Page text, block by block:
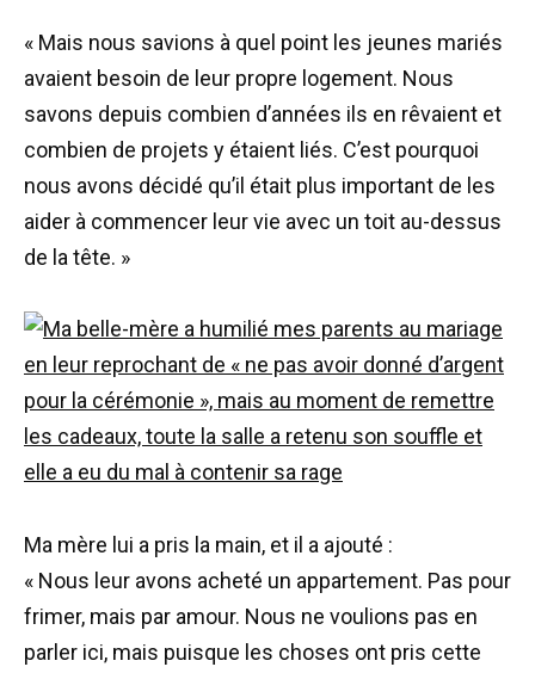
« Mais nous savions à quel point les jeunes mariés
avaient besoin de leur propre logement. Nous
savons depuis combien d’années ils en rêvaient et
combien de projets y étaient liés. C’est pourquoi
nous avons décidé qu’il était plus important de les
aider à commencer leur vie avec un toit au-dessus
de la tête. »
Ma mère lui a pris la main, et il a ajouté :
« Nous leur avons acheté un appartement. Pas pour
frimer, mais par amour. Nous ne voulions pas en
parler ici, mais puisque les choses ont pris cette